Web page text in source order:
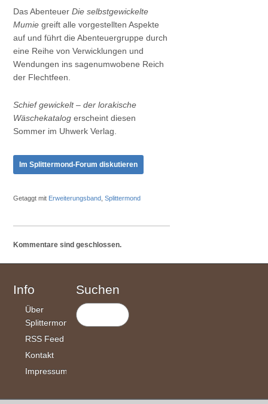
Das AbenteuerDie selbstgewickelte
Mumie greift alle vorgestellten Aspekte
auf und führt die Abenteuergruppe durch
eine Reihe von Verwicklungen und
Wendungen ins sagenumwobene Reich
der Flechtfeen.
Schief gewickelt – der lorakische
Wäschekatalog erscheint diesen
Sommer im Uhwerk Verlag.
Im Splittermond-Forum diskutieren
Getaggt mit Erweiterungsband ,Splittermond
Kommentare sind geschlossen.
Info
Über
Splittermond
RSS Feed
Kontakt
Impressum
Suchen